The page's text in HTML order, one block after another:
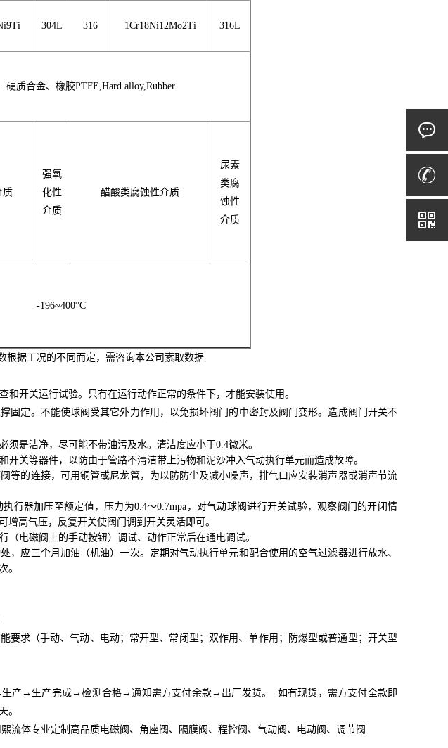
304L 316 1Cr18Ni12Mo2Ti 316L
硬质合金、橡胶PTFE,Hard alloy,Rubber
质
强氧
化性
介质
醋酸类腐蚀性介质
尿素
类腐
蚀性
介质
-196~400°C
据工况的不同而定，需咨询本公司索取数据
和开关运行试验。只有在运行动作正常的条件下，才能安装使用。
固定。不能使球阀受其它外力作用，以免损坏阀门的中密封及阀门变形。造成阀门开关不
是洁净，尽可能不带油污及水。清洁度应小于0.4微米。
开关等器件，以防由于管路不清洁带上污物和泥沙冲入气动执行单元而造成故障。
等的连接，可用铜管或尼龙管，为以防防尘及减小噪声，排气口应安装消声器或消声节流
行器加压至额定值，压力为0.4～0.7mpa，对气动球阀进行开关试验，观察阀门的开闭情
高气压，反复开关使阀门调到开关灵活即可。
（电磁阀上的手动按钮）调试、动作正常后在通电调试。
，应三个月加油（机油）一次。定期对气动执行单元和配合使用的空气过滤器进行放水、
。
要求（手动、气动、电动；常开型、常闭型；双作用、单作用；防爆型或普通型；开关型
产→生产完成→检测合格→通知需方支付余款→出厂发货。 如有现货，需方支付全款即
。
体专业定制高品质电磁阀、角座阀、隔膜阀、程控阀、气动阀、电动阀、调节阀